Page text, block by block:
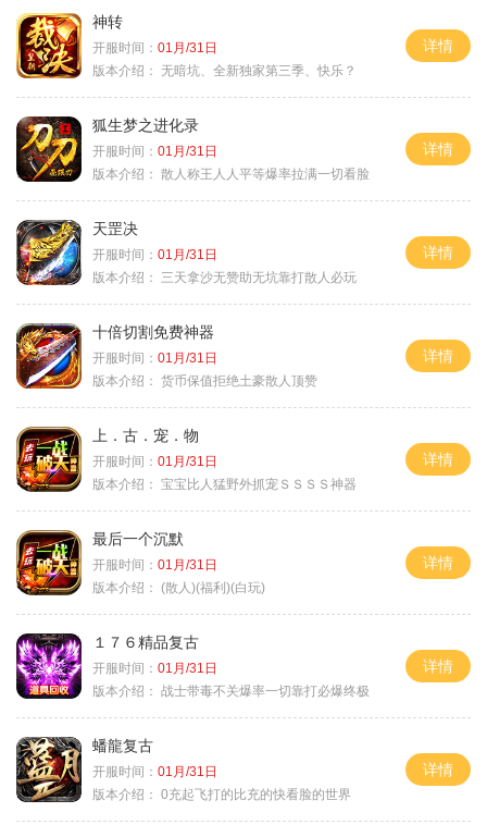
神转
开服时间： 01月/31日
版本介绍： 无暗坑、全新独家第三季、快乐？
详情
狐生梦之进化录
开服时间： 01月/31日
版本介绍： 散人称王人人平等爆率拉满一切看脸
详情
天罡决
开服时间： 01月/31日
版本介绍：
三天拿沙无赞助无坑靠打散人必玩
详情
十倍切割免费神器
开服时间： 01月/31日
版本介绍： 货币保值拒绝土豪散人顶赞
详情
上．古．宠．物
开服时间： 01月/31日
版本介绍： 宝宝比人猛野外抓宠ＳＳＳＳ神器
详情
最后一个沉默
开服时间： 01月/31日
版本介绍： (散人)(福利)(白玩)
详情
１７６精品复古
开服时间： 01月/31日
版本介绍： 战士带毒不关爆率一切靠打必爆终极
详情
蟠龍复古
开服时间： 01月/31日
版本介绍： 0充起飞打的比充的快看脸的世界
详情